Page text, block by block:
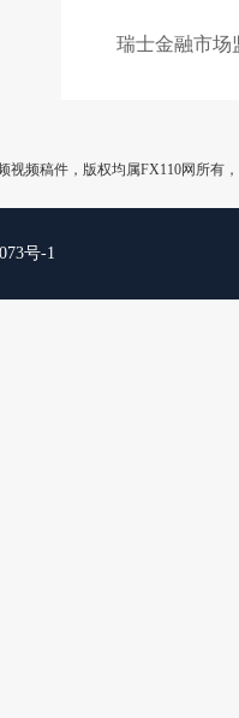
瑞士金融市场
视频稿件，版权均属FX110网所
号-1